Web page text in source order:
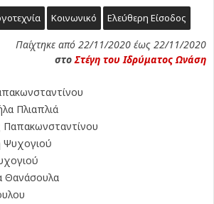
Κοινωνικό Ελεύθερη Είσοδος
Παίχτηκε από 22/11/2020 έως 22/11/2020
στοΣτέγη του Ιδρύματος Ωνάση
Πλιαπλιά
Ψυχογιού
Θανάσουλα